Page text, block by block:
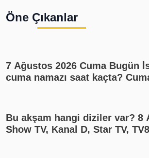
Öne Çıkanlar
7 Ağustos 2026 Cuma Bugün
cuma namazı saat kaçta?
Bu akşam hangi diziler var? 8
Show TV, Kanal D, Star TV,